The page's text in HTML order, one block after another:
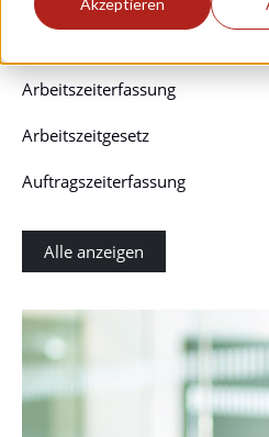
Akzeptieren
Arbeitszeiterfassung
Arbeitszeitgesetz
Auftragszeiterfassung
Alle anzeigen